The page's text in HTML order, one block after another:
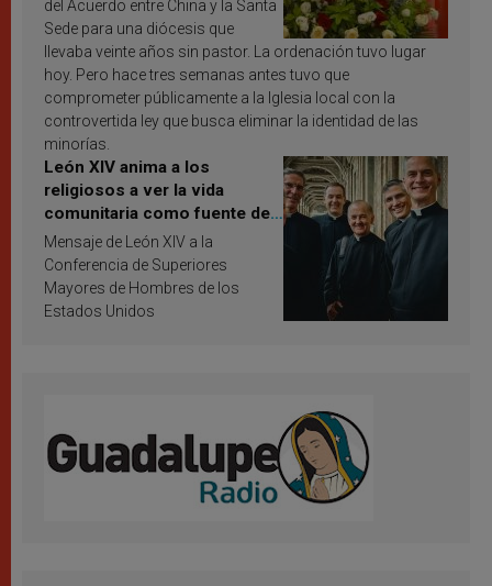
del Acuerdo entre China y la Santa
Sede para una diócesis que
llevaba veinte años sin pastor. La ordenación tuvo lugar
hoy. Pero hace tres semanas antes tuvo que
comprometer públicamente a la Iglesia local con la
controvertida ley que busca eliminar la identidad de las
minorías.
León XIV anima a los
religiosos a ver la vida
comunitaria como fuente de
inspiración y santificación
Mensaje de León XIV a la
Conferencia de Superiores
Mayores de Hombres de los
Estados Unidos